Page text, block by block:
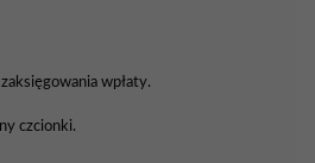
wpłaty.
czcionki.